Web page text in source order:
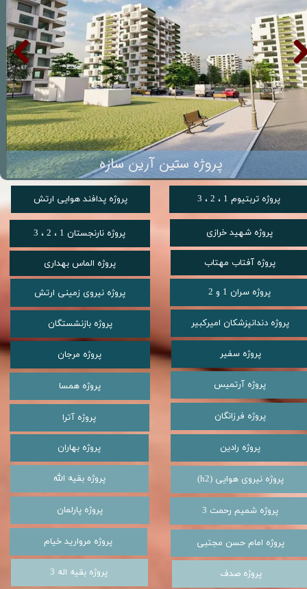
پروژه مدیران شهرداری
پروژه تربتیوم 1 ، 2 ، 3
پروژه شهید خرازی
پروژه آرتمیس
پروژه آترا
پروژه بازنشستگان
پروژه نیروی زمینی ارتش
پروژه مرجان
پروژه نارنجستان 1 ، 2 ، 3
پروژه شمیم رحمت 3
پروژه امام حسن مجتبی
پروژه بقیه الله (h2) پروژه نیروی هوایی
پروژه رادین پروژه بهاران
پروژه مروارید خیام
پروژه پارلمان
پروژه فرزانگان
پروژه همسا
پروژه سفیر
پروژه سران 1 و 2
پروژه دندانپزشکان امیرکبیر
پروژه پدافند هوایی ارتش
پروژه آفتاب مهتاب پروژه الماس بهداری
پروژه بقیه اله 3 پروژه صدف